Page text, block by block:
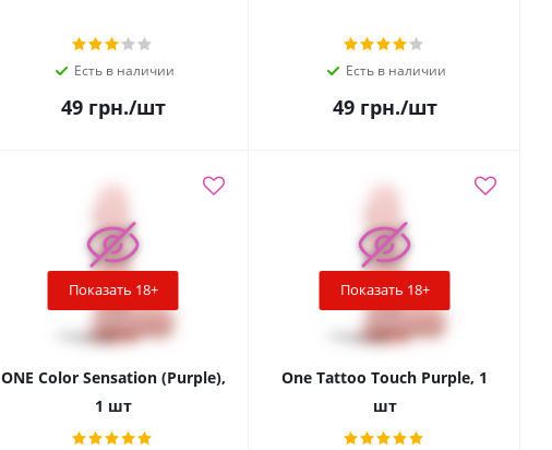
Есть в наличии
49грн./шт
Есть в наличии
49грн./шт
Показать 18+
ONE Color Sensation (Purple),
1 шт
Показать 18+
One Tattoo Touch Purple, 1
шт